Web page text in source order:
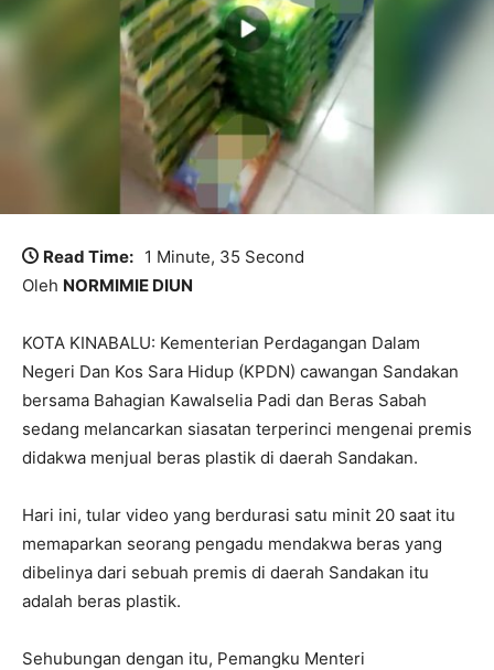
Read Time: 1 Minute, 35 Second
Oleh NORMIMIE DIUN
KOTA KINABALU: Kementerian Perdagangan Dalam
Negeri Dan Kos Sara Hidup (KPDN) cawangan Sandakan
bersama Bahagian Kawalselia Padi dan Beras Sabah
sedang melancarkan siasatan terperinci mengenai premis
didakwa menjual beras plastik di daerah Sandakan.
Hari ini, tular video yang berdurasi satu minit 20 saat itu
memaparkan seorang pengadu mendakwa beras yang
dibelinya dari sebuah premis di daerah Sandakan itu
adalah beras plastik.
Sehubungan dengan itu, Pemangku Menteri